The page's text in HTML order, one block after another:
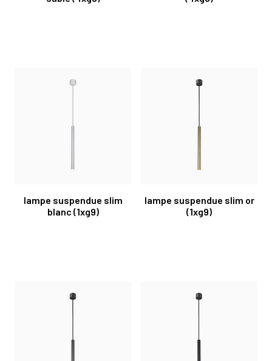
lampe suspendue slim
blanc (1xg9)
lampe suspendue slim or
(1xg9)